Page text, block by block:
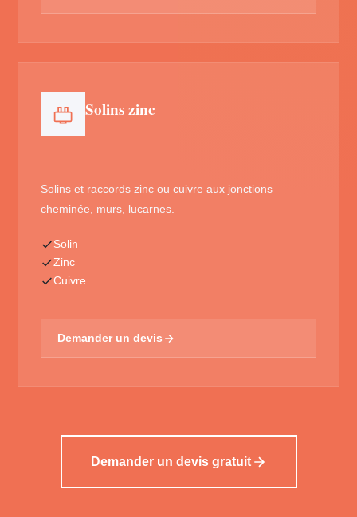
Solins zinc
Solins et raccords zinc ou cuivre aux jonctions
cheminée, murs, lucarnes.
Solin
Zinc
Cuivre
Demander un devis
Demander un devis gratuit